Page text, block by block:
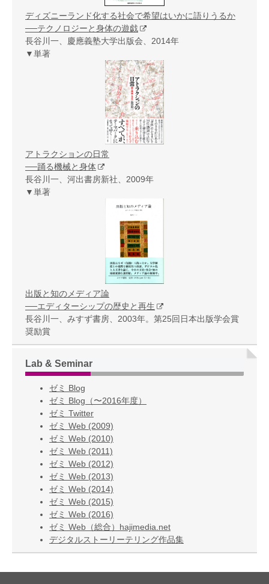
ディズニーランド化する社会で希望はいかに語りうるか
──テクノロジーと身体の遊戯
長谷川一、慶應義塾大学出版会、2014年
▼単著
アトラクションの日常
──踊る機械と身体
長谷川一、河出書房新社、2009年
▼単著
出版と知のメディア論
──エディターシップの歴史と再生
長谷川一、みすず書房、2003年。第25回日本出版学会賞
奨励賞
Lab & Seminar
ゼミ Blog
ゼミ Blog（〜2016年度）
ゼミ Twitter
ゼミ Web (2009)
ゼミ Web (2010)
ゼミ Web (2011)
ゼミ Web (2012)
ゼミ Web (2013)
ゼミ Web (2014)
ゼミ Web (2015)
ゼミ Web (2016)
ゼミ Web（総合）hajimedia.net
デジタルストーリーテリング作品集